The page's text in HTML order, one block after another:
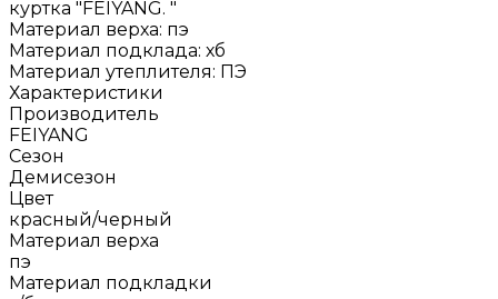
куртка "FEIYANG. "
Материал верха: пэ
Материал подклада: хб
Материал утеплителя: ПЭ
Характеристики
Производитель
FEIYANG
Сезон
Демисезон
Цвет
красный/черный
Материал верха
пэ
Материал подкладки